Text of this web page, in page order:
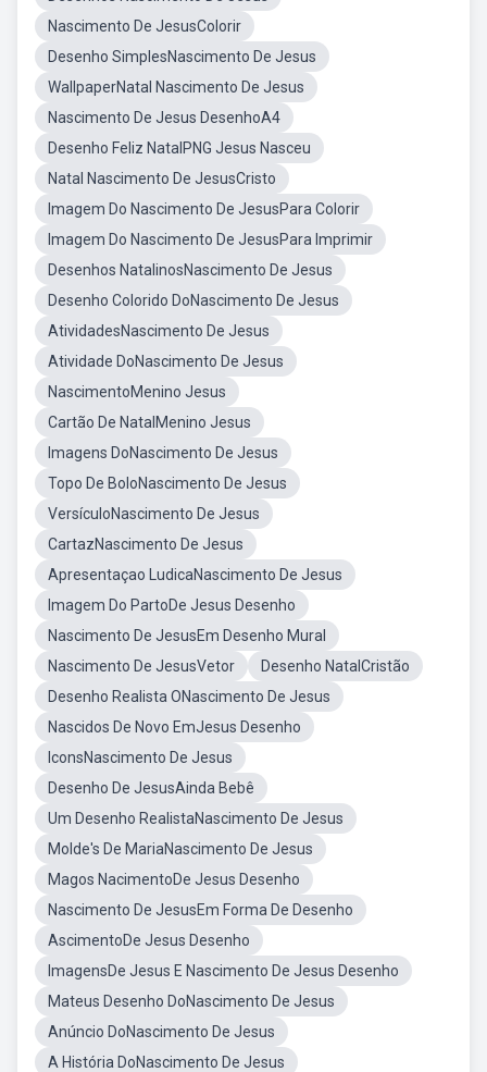
Nascimento De JesusColorir
Desenho SimplesNascimento De Jesus
WallpaperNatal Nascimento De Jesus
Nascimento De Jesus DesenhoA4
Desenho Feliz NatalPNG Jesus Nasceu
Natal Nascimento De JesusCristo
Imagem Do Nascimento De JesusPara Colorir
Imagem Do Nascimento De JesusPara Imprimir
Desenhos NatalinosNascimento De Jesus
Desenho Colorido DoNascimento De Jesus
AtividadesNascimento De Jesus
Atividade DoNascimento De Jesus
NascimentoMenino Jesus
Cartão De NatalMenino Jesus
Imagens DoNascimento De Jesus
Topo De BoloNascimento De Jesus
VersículoNascimento De Jesus
CartazNascimento De Jesus
Apresentaçao LudicaNascimento De Jesus
Imagem Do PartoDe Jesus Desenho
Nascimento De JesusEm Desenho Mural
Nascimento De JesusVetor
Desenho NatalCristão
Desenho Realista ONascimento De Jesus
Nascidos De Novo EmJesus Desenho
IconsNascimento De Jesus
Desenho De JesusAinda Bebê
Um Desenho RealistaNascimento De Jesus
Molde's De MariaNascimento De Jesus
Magos NacimentoDe Jesus Desenho
Nascimento De JesusEm Forma De Desenho
AscimentoDe Jesus Desenho
ImagensDe Jesus E Nascimento De Jesus Desenho
Mateus Desenho DoNascimento De Jesus
Anúncio DoNascimento De Jesus
A História DoNascimento De Jesus